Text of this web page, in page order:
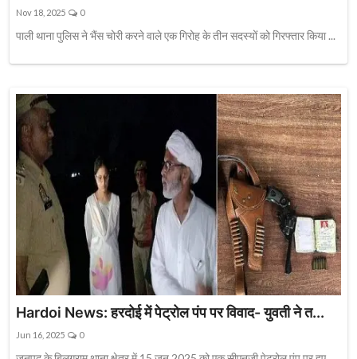
Nov 18, 2025 0
पाली थाना पुलिस ने भैंस चोरी करने वाले एक गिरोह के तीन सदस्यों को गिरफ्तार किया ...
Hardoi News: हरदोई में पेट्रोल पंप पर विवाद- युवती ने त...
Jun 16, 2025 0